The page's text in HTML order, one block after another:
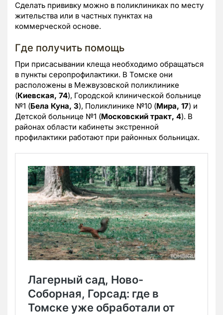
Сделать прививку можно в поликлиниках по месту
жительства или в частных пунктах на
коммерческой основе.
Где получить помощь
При присасывании клеща необходимо обращаться
в пункты серопрофилактики. В Томске они
расположены в Межвузовской поликлинике
(Киевская, 74), Городской клинической больнице
№1 (Бела Куна, 3), Поликлинике №10 (Мира, 17) и
Детской больнице №1 (Московский тракт, 4). В
районах области кабинеты экстренной
профилактики работают при районных больницах.